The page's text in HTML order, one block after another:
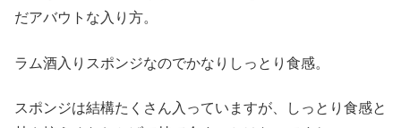
だアバウトな入り方。
ラム酒入りスポンジなのでかなりしっとり食感。
スポンジは結構たくさん入っていますが、しっとり食感と